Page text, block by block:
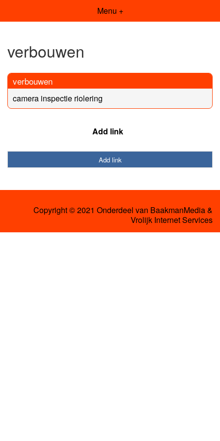
Menu +
verbouwen
verbouwen
camera inspectie riolering
Add link
Add link
Copyright © 2021 Onderdeel van BaakmanMedia&
Vrolijk Internet Services